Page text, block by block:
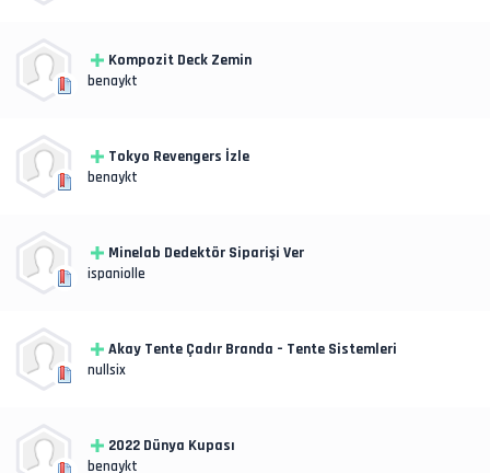
Kompozit Deck Zemin
benaykt
Tokyo Revengers İzle
benaykt
Minelab Dedektör Siparişi Ver
ispaniolle
Akay Tente Çadır Branda – Tente Sistemleri
nullsix
2022 Dünya Kupası
benaykt